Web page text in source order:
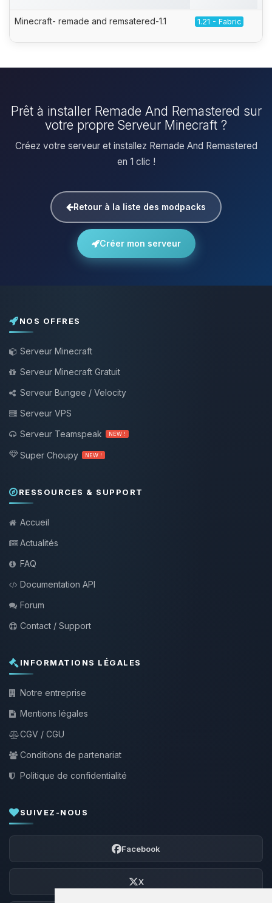
Minecraft- remade and remsatered-1.1 1.21 - Fabric
Prêt à installer Remade And Remastered sur
votre propre Serveur Minecraft ?
Créez votre serveur et installez Remade And Remastered
en 1 clic !
Retour à la liste des modpacks
Créer mon serveur
NOS OFFRES
Serveur Minecraft
Serveur Minecraft Gratuit
Serveur Bungee / Velocity
Serveur VPS
Serveur Teamspeak
NEW !
Super Choupy NEW !
RESSOURCES & SUPPORT
Accueil
Actualités
FAQ
Documentation API
Forum
Contact / Support
INFORMATIONS LÉGALES
Notre entreprise
Mentions légales
CGV / CGU
Conditions de partenariat
Politique de confidentialité
SUIVEZ-NOUS
Facebook
X